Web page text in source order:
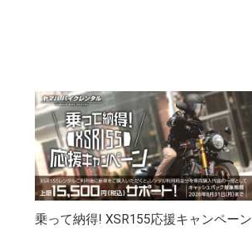
乗って納得! XSR155応援キャンペーン